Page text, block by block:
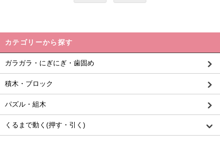
カテゴリーから探す
ガラガラ・にぎにぎ・歯固め
積木・ブロック
パズル・組木
くるまで動く(押す・引く)